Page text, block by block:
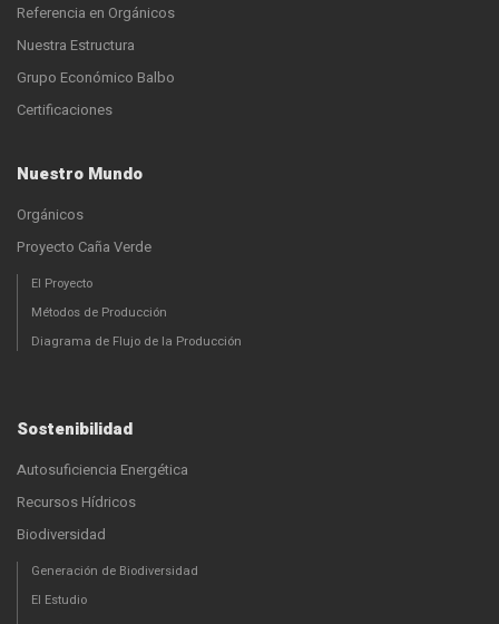
Referencia en Orgánicos
Nuestra Estructura
Grupo Económico Balbo
Certificaciones
Nuestro Mundo
Orgánicos
Proyecto Caña Verde
El Proyecto
Métodos de Producción
Diagrama de Flujo de la Producción
Sostenibilidad
Autosuficiencia Energética
Recursos Hídricos
Biodiversidad
Generación de Biodiversidad
El Estudio